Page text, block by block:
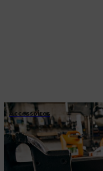
Accessoires